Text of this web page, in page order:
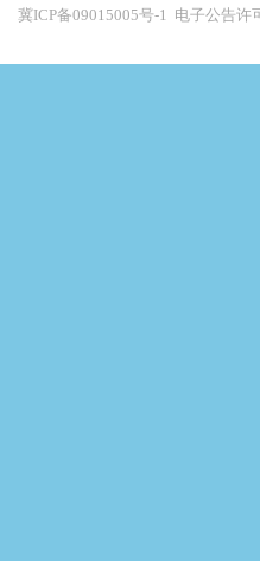
冀ICP备09015005号-1 电子公告许